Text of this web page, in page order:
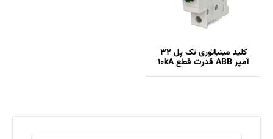
کلید مينياتوری تک پل 32
آمپر ABB قدرت قطع 10kA